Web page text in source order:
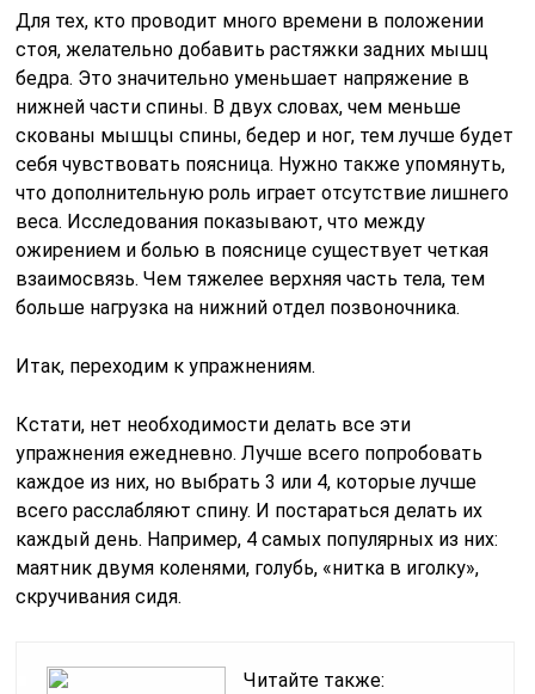
Для тех, кто проводит много времени в положении
стоя, желательно добавить растяжки задних мышц
бедра. Это значительно уменьшает напряжение в
нижней части спины. В двух словах, чем меньше
скованы мышцы спины, бедер и ног, тем лучше будет
себя чувствовать поясница. Нужно также упомянуть,
что дополнительную роль играет отсутствие лишнего
веса. Исследования показывают, что между
ожирением и болью в пояснице существует четкая
взаимосвязь. Чем тяжелее верхняя часть тела, тем
больше нагрузка на нижний отдел позвоночника.
Итак, переходим к упражнениям.
Кстати, нет необходимости делать все эти
упражнения ежедневно. Лучше всего попробовать
каждое из них, но выбрать 3 или 4, которые лучше
всего расслабляют спину. И постараться делать их
каждый день. Например, 4 самых популярных из них:
маятник двумя коленями, голубь, «нитка в иголку»,
скручивания сидя.
Читайте также: